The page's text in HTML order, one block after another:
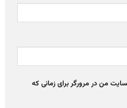
من در مرورگر برای زمانی که